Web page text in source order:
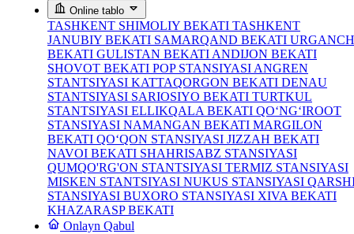
Online tablo
TASHKENT SHIMOLIY BEKATI TASHKENT
JANUBIY BEKATI SAMARQAND BEKATI URGANCH
BEKATI GULISTAN BEKATI ANDIJON BEKATI
SHOVOT BEKATI POP STANSIYASI ANGREN
STANTSIYASI KATTAQORGON BEKATI DENAU
STANTSIYASI SARIOSIYO BEKATI TURTKUL
STANTSIYASI ELLIKQALA BEKATI QO‘NG‘IROOT
STANSIYASI NAMANGAN BEKATI MARGILON
BEKATI QO‘QON STANSIYASI JIZZAH BEKATI
NAVOI BEKATI SHAHRISABZ STANSIYASI
QUMQO'RG'ON STANTSIYASI TERMIZ STANSIYASI
MISKEN STANTSIYASI NUKUS STANSIYASI
STANSIYASI BUXORO STANSIYASI XIVA BEKATI
KHAZARASP BEKATI
Onlayn Qabul